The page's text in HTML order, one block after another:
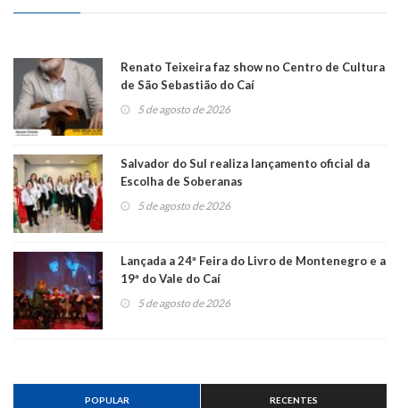
Renato Teixeira faz show no Centro de Cultura
de São Sebastião do Caí
5 de agosto de 2026
Salvador do Sul realiza lançamento oficial da
Escolha de Soberanas
5 de agosto de 2026
Lançada a 24ª Feira do Livro de Montenegro e a
19ª do Vale do Caí
5 de agosto de 2026
POPULAR RECENTES